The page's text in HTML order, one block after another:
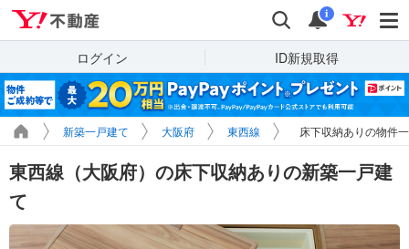
検索 通知
i
ログイン ID新規取得
新築一戸建て 大阪府 東西線 床下収納ありの物件
東西線（大阪府）の床下収納ありの新築一戸建
て